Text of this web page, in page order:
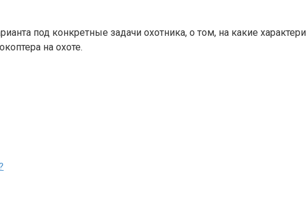
под конкретные задачи охотника, о том, на какие
на охоте.